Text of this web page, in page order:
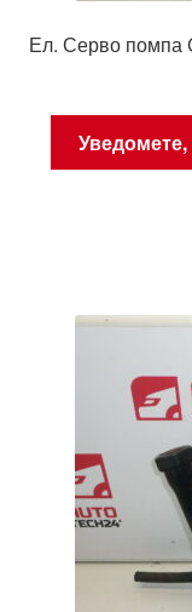
Ел. Серво помпа
Уведомете,